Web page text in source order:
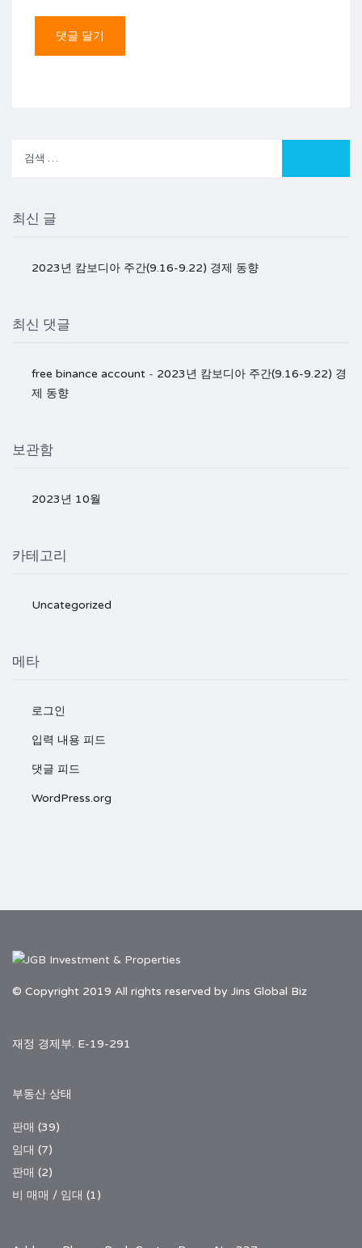
최신 글
2023년 캄보디아 주간(9.16-9.22) 경제 동향
최신 댓글
free binance account - 2023년 캄보디아 주간(9.16-9.22) 경
제 동향
보관함
2023년 10월
카테고리
Uncategorized
메타
로그인
입력 내용 피드
댓글 피드
WordPress.org
© Copyright 2019 All rights reserved by Jins Global Biz
재정 경제부. E-19-291
부동산 상태
판매 (39)
임대 (7)
판매 (2)
비 매매 / 임대 (1)